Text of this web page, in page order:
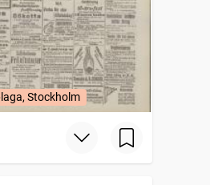
Stockholm